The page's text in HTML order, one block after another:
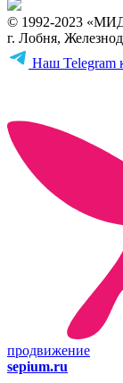
© 1992-2023
г. Лобня,
Наш Telegram
продвижение
sepium.ru